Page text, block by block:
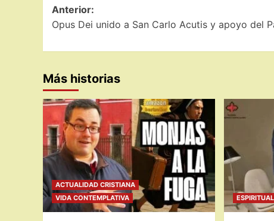
Navegación
de
entradas
Anterior:
Opus Dei unido a San Carlo Acutis y apoyo del
Más historias
ACTUALIDAD CRISTIANA
VIDA CONTEMPLATIVA